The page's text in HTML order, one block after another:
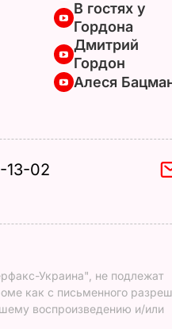
В гостях у
Гордона
Дмитрий
Гордон
Алеся
13-02
Украина", не подлежат
как с письменного
воспроизведению и/или